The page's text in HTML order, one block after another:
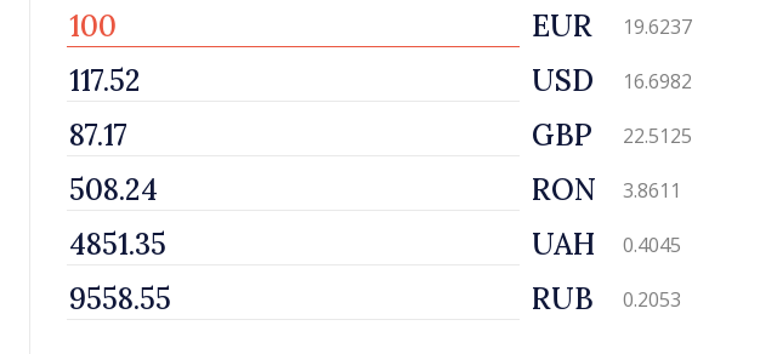
EUR 19.6237
USD 16.6982
GBP 22.5125
RON 3.8611
UAH 0.4045
RUB 0.2053